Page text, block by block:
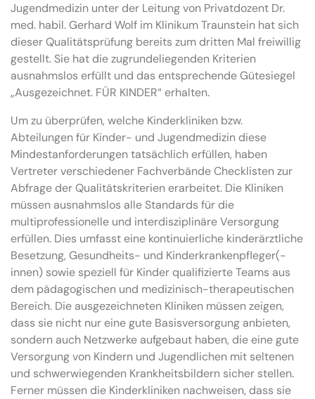
Jugendmedizin unter der Leitung von Privatdozent Dr.
med. habil. Gerhard Wolf im Klinikum Traunstein hat sich
dieser Qualitätsprüfung bereits zum dritten Mal freiwillig
gestellt. Sie hat die zugrundeliegenden Kriterien
ausnahmslos erfüllt und das entsprechende Gütesiegel
„Ausgezeichnet. FÜR KINDER“ erhalten.
Um zu überprüfen, welche Kinderkliniken bzw.
Abteilungen für Kinder- und Jugendmedizin diese
Mindestanforderungen tatsächlich erfüllen, haben
Vertreter verschiedener Fachverbände Checklisten zur
Abfrage der Qualitätskriterien erarbeitet. Die Kliniken
müssen ausnahmslos alle Standards für die
multiprofessionelle und interdisziplinäre Versorgung
erfüllen. Dies umfasst eine kontinuierliche kinderärztliche
Besetzung, Gesundheits- und Kinderkrankenpfleger(-
innen) sowie speziell für Kinder qualifizierte Teams aus
dem pädagogischen und medizinisch-therapeutischen
Bereich. Die ausgezeichneten Kliniken müssen zeigen,
dass sie nicht nur eine gute Basisversorgung anbieten,
sondern auch Netzwerke aufgebaut haben, die eine gute
Versorgung von Kindern und Jugendlichen mit seltenen
und schwerwiegenden Krankheitsbildern sicher stellen.
Ferner müssen die Kinderkliniken nachweisen, dass sie